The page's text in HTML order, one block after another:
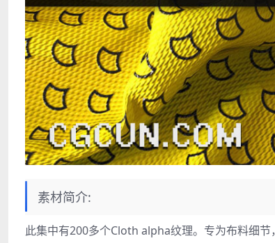
素材简介:
此集中有200多个Cloth alpha纹理。专为布料细